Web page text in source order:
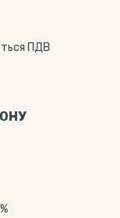
ПДВ